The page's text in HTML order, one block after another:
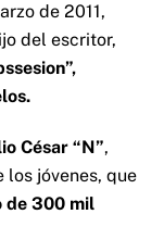
de 2011,
del escritor,
César “N”,
los jóvenes, que
de 300 mil